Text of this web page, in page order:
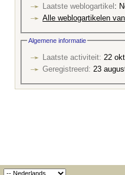
Laatste weblogartikel
:
Alle weblogartikelen
Algemene informatie
Laatste activiteit: 22
Geregistreerd: 23